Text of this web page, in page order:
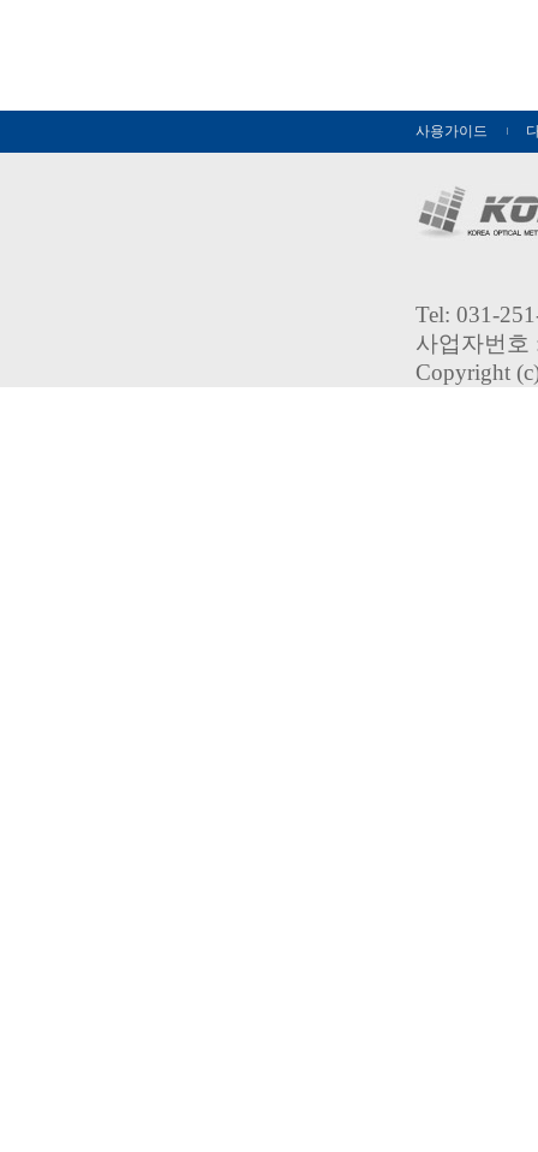
사용가이드
Tel: 031-
사업자번호
Copyright